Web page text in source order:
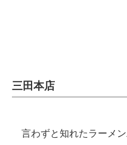
三田本店
言わずと知れたラーメ